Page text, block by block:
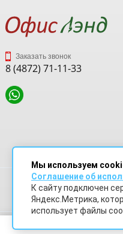
Заказать звонок
8 (4872) 71-11-33
Политика
Согласие на
Согласие на
Мы используем
Соглашение об
К сайту подключен
Яндекс.Метрика,
использует файлы